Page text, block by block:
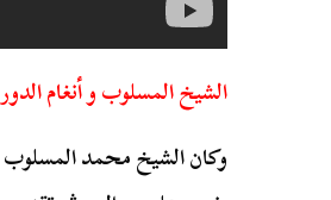
الشيخ المسلوب و أنغام الدور
وكان الشيخ محمد المسلوب